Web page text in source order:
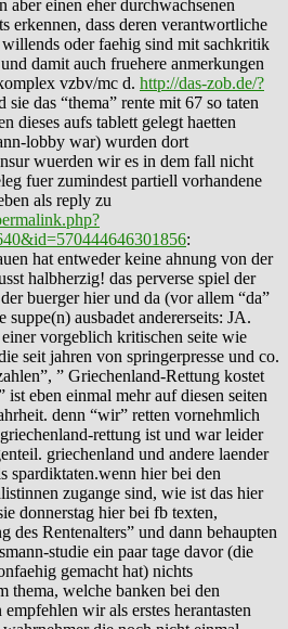
aber einen eher durchwachsenen
erkennen, dass deren verantwortliche
oder faehig sind mit sachkritik
damit auch fruehere anmerkungen
vzbv/mc d. http://das-zob.de/?
sie das “thema” rente mit 67 so taten
dieses aufs tablett gelegt haetten
lobby war) wurden dort
wuerden wir es in dem fall nicht
fuer zumindest partiell vorhandene
als reply zu
:
hat entweder keine ahnung von der
halbherzig! das perverse spiel der
buerger hier und da (vor allem “da”
ausbadet andererseits: JA.
vorgeblich kritischen seite wie
seit jahren von springerpresse und co.
” Griechenland-Rettung kostet
ist eben einmal mehr auf diesen seiten
denn “wir” retten vornehmlich
rettung ist und war leider
griechenland und andere laender
spardiktaten.wenn hier bei den
zugange sind, wie ist das hier
donnerstag hier bei fb texten,
des Rentenalters” und dann behaupten
studie ein paar tage davor (die
gemacht hat) nichts
thema, welche banken bei den
wir als erstes herantasten